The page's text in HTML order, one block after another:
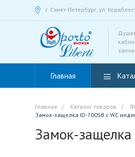
г. Санкт-Петербург, ул.
Главная
Главная / Каталог товаров /
Замок-защелка ID-700SB c WC
Замок-